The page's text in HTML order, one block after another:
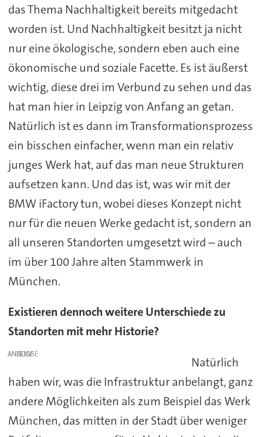
das Thema Nachhaltigkeit bereits mitgedacht
worden ist. Und Nachhaltigkeit besitzt ja nicht
nur eine ökologische, sondern eben auch eine
ökonomische und soziale Facette. Es ist äußerst
wichtig, diese drei im Verbund zu sehen und das
hat man hier in Leipzig von Anfang an getan.
Natürlich ist es dann im Transformationsprozess
ein bisschen einfacher, wenn man ein relativ
junges Werk hat, auf das man neue Strukturen
aufsetzen kann. Und das ist, was wir mit der
BMW iFactory tun, wobei dieses Konzept nicht
nur für die neuen Werke gedacht ist, sondern an
all unseren Standorten umgesetzt wird – auch
im über 100 Jahre alten Stammwerk in
München.
Existieren dennoch weitere Unterschiede zu
Standorten mit mehr Historie?
ANZEIGE
Natürlich
haben wir, was die Infrastruktur anbelangt, ganz
andere Möglichkeiten als zum Beispiel das Werk
München, das mitten in der Stadt über weniger